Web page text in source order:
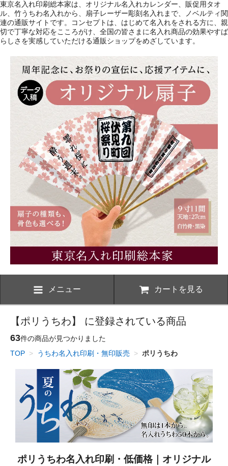
東京名入れ印刷総本家は、オリジナル名入れカレンダー、販促用タオ
ル、竹うちわ名入れから、扇子レーザー彫刻名入れまで、ノベルティ関
連の通販サイトです。コンセプトは、はじめて名入れをされる方に、親
切で丁寧な対応をこころがけ、全国の皆さまに名入れ商品の効果やすば
らしさを実感していただける通販ショップをめざしています。
メニュー カートを見る
【ポリうちわ】 に登録されている商品
63件の商品が見つかりました
TOP > うちわ名入れ印刷・無印販売 > ポリうちわ
ポリうちわ名入れ印刷・低価格｜オリジナル